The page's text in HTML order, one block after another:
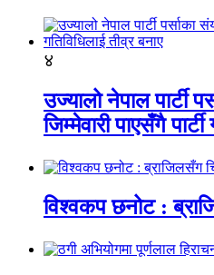
४
उज्यालो नेपाल पार्टी
जिम्मेवारी पाएसँगै
विश्वकप छनोट :